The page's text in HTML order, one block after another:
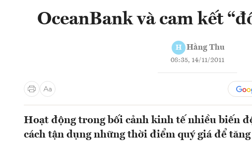
OceanBank và cam kết
H Hằng Thu
08:35, 14/11/2011
Hoạt động trong bối cảnh kinh tế nhiều biến
cách tận dụng những thời điểm quý giá để